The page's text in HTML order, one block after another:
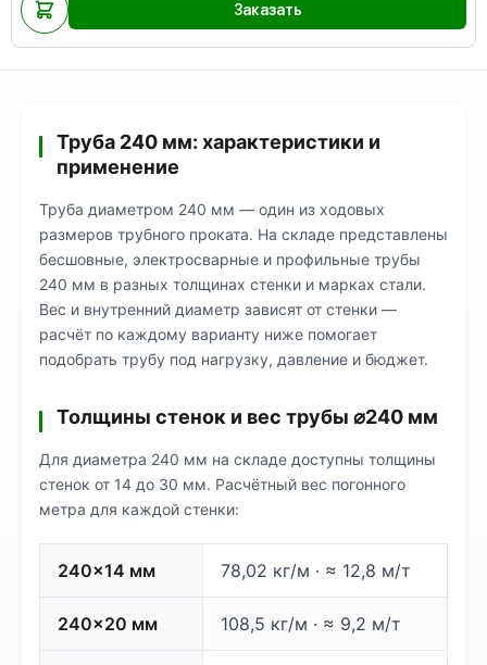
Заказать
Труба 240 мм: характеристики и
применение
Труба диаметром 240 мм — один из ходовых
размеров трубного проката. На складе представлены
бесшовные, электросварные и профильные трубы
240 мм в разных толщинах стенки и марках стали.
Вес и внутренний диаметр зависят от стенки —
расчёт по каждому варианту ниже помогает
подобрать трубу под нагрузку, давление и бюджет.
Толщины стенок и вес трубы ⌀240 мм
Для диаметра 240 мм на складе доступны толщины
стенок от 14 до 30 мм. Расчётный вес погонного
метра для каждой стенки:
240×14 мм 78,02 кг/м · ≈ 12,8 м/т
240×20 мм 108,5 кг/м · ≈ 9,2 м/т